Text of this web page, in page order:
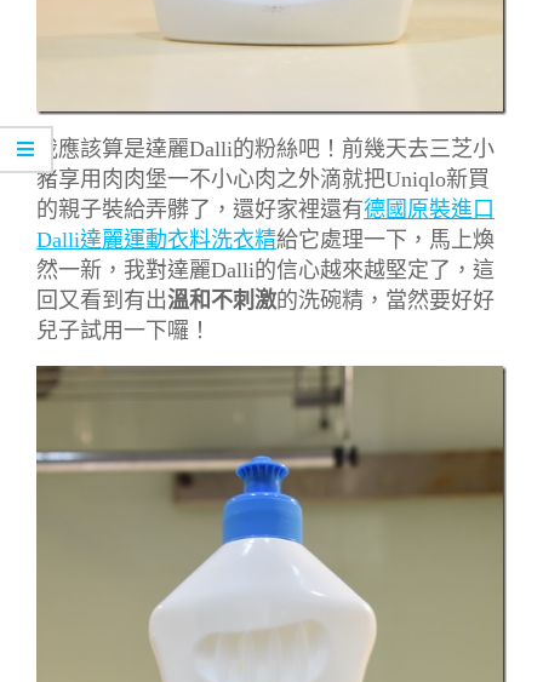
我應該算是達麗Dalli的粉絲吧！前幾天去三芝小
豬享用肉肉堡一不小心肉之外滴就把Uniqlo新買
的親子裝給弄髒了，還好家裡還有德國原裝進口
Dalli達麗運動衣料洗衣精給它處理一下，馬上煥
然一新，我對達麗Dalli的信心越來越堅定了，這
回又看到有出溫和不刺激的洗碗精，當然要好好
兒子試用一下囉！